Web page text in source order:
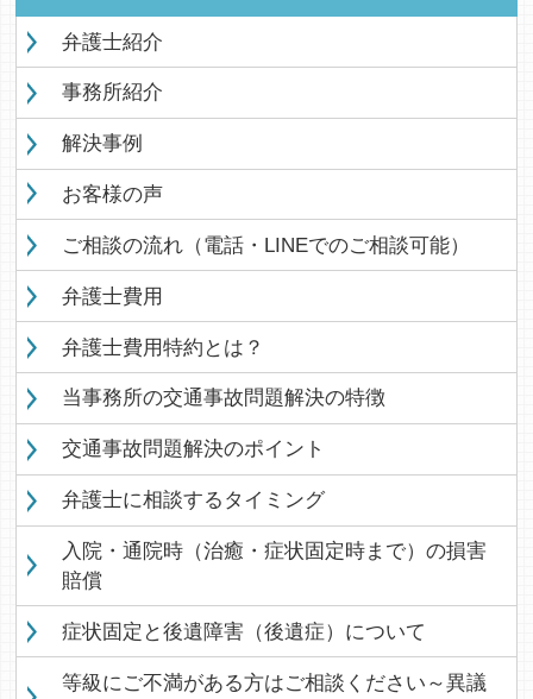
弁護士紹介
事務所紹介
解決事例
お客様の声
ご相談の流れ（電話・LINEでのご相談可能）
弁護士費用
弁護士費用特約とは？
当事務所の交通事故問題解決の特徴
交通事故問題解決のポイント
弁護士に相談するタイミング
入院・通院時（治癒・症状固定時まで）の損害
賠償
症状固定と後遺障害（後遺症）について
等級にご不満がある方はご相談ください～異議